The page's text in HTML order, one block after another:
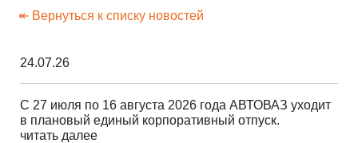
↞ Вернуться к списку новостей
24.07.26
С 27 июля по 16 августа 2026 года АВТОВАЗ уходит
в плановый единый корпоративный отпуск.
читать далее